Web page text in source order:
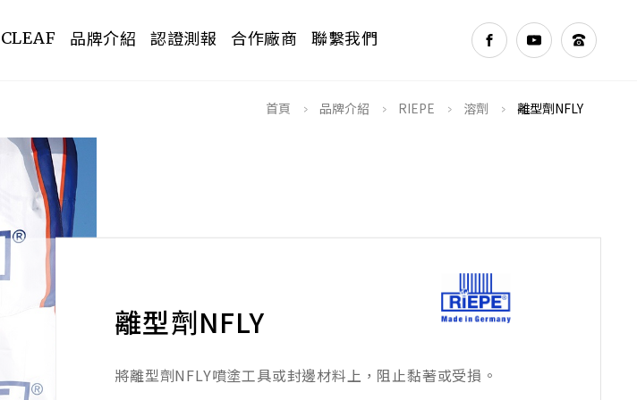
CLEAF 品牌介紹 認證測報 合作廠商 聯繫我們
首頁 > 品牌介紹 > RIEPE > 溶劑 > 離型劑NFLY
離型劑NFLY
將離型劑NFLY噴塗工具或封邊材料上，阻止黏著或受損。